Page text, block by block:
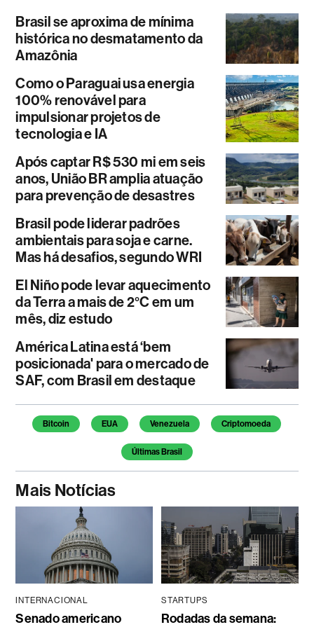
Brasil se aproxima de mínima
histórica no desmatamento da
Amazônia
Como o Paraguai usa energia
100% renovável para
impulsionar projetos de
tecnologia e IA
Após captar R$ 530 mi em seis
anos, União BR amplia atuação
para prevenção de desastres
Brasil pode liderar padrões
ambientais para soja e carne.
Mas há desafios, segundo WRI
El Niño pode levar aquecimento
da Terra a mais de 2°C em um
mês, diz estudo
América Latina está ‘bem
posicionada' para o mercado de
SAF, com Brasil em destaque
Temas deste artigo
Bitcoin EUA Venezuela Criptomoeda
Últimas Brasil
Mais Notícias
INTERNACIONAL
Senado americano
STARTUPS
Rodadas da semana: